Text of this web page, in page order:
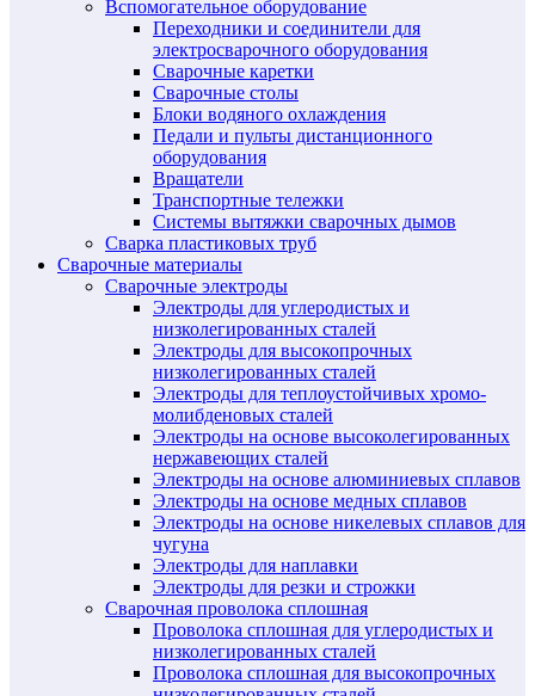
Вспомогательное оборудование
Переходники и соединители для
электросварочного оборудования
Сварочные каретки
Сварочные столы
Блоки водяного охлаждения
Педали и пульты дистанционного
оборудования
Вращатели
Транспортные тележки
Системы вытяжки сварочных дымов
Сварка пластиковых труб
Сварочные материалы
Сварочные электроды
Электроды для углеродистых и
низколегированных сталей
Электроды для высокопрочных
низколегированных сталей
Электроды для теплоустойчивых хромо-
молибденовых сталей
Электроды на основе высоколегированных
нержавеющих сталей
Электроды на основе алюминиевых сплавов
Электроды на основе медных сплавов
Электроды на основе никелевых сплавов для
чугуна
Электроды для наплавки
Электроды для резки и строжки
Сварочная проволока сплошная
Проволока сплошная для углеродистых и
низколегированных сталей
Проволока сплошная для высокопрочных